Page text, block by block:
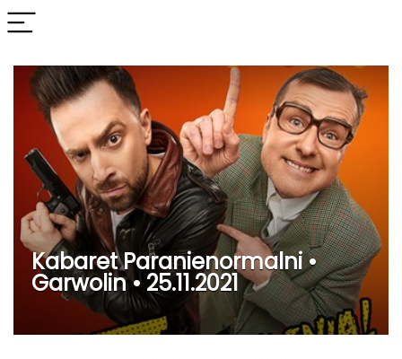
Kabaret Paranienormalni •
Garwolin • 25.11.2021